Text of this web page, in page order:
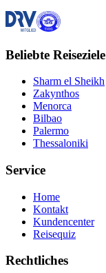
Beliebte Reiseziele
Sharm el Sheikh
Zakynthos
Menorca
Bilbao
Palermo
Thessaloniki
Service
Home
Kontakt
Kundencenter
Reisequiz
Rechtliches